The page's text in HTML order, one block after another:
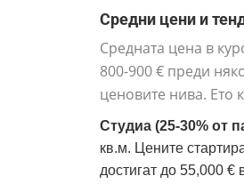
Средни цени и
Средната цена в
800-900 € преди
ценовите нива. Ето
Студиа (25-30% от
кв.м. Цените
достигат до 55,000 €